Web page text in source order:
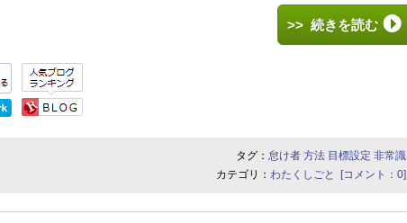
>> 続きを読む
タグ： 怠け者 方法 目標設定 非常識
カテゴリ： わたくしごと [コメント：0]